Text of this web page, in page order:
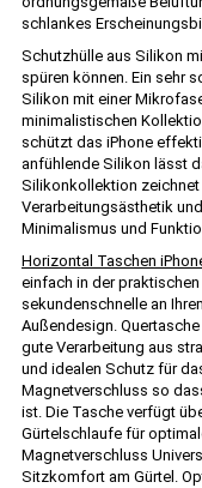
schlankes
Schutzhülle aus Silikon
spüren können. Ein sehr
Silikon mit einer
minimalistischen
schützt das iPhone
anfühlende Silikon lässt
Silikonkollektion
Verarbeitungsästhetik
Minimalismus und
Horizontal Taschen
einfach in der
sekundenschnelle an
Außendesign.
gute Verarbeitung aus
und idealen Schutz für
Magnetverschluss so
ist. Die Tasche verfügt
Gürtelschlaufe für
Magnetverschluss
Sitzkomfort am Gürtel.